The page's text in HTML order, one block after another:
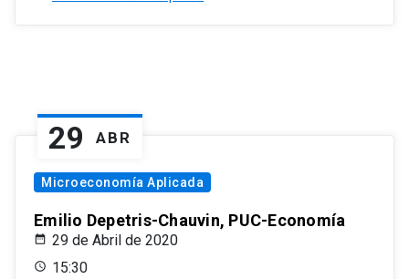
29 ABR
Microeconomía Aplicada
Emilio Depetris-Chauvin, PUC-Economía
29 de Abril de 2020
15:30